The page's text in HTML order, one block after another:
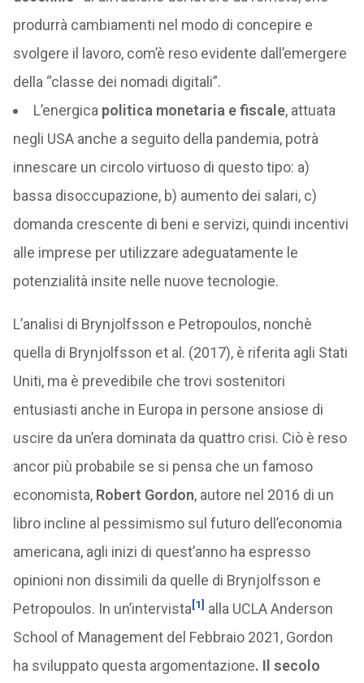
produrrà cambiamenti nel modo di concepire e
svolgere il lavoro, com’è reso evidente dall’emergere
della “classe dei nomadi digitali”.
L’energica politica monetaria e fiscale, attuata
negli USA anche a seguito della pandemia, potrà
innescare un circolo virtuoso di questo tipo: a)
bassa disoccupazione, b) aumento dei salari, c)
domanda crescente di beni e servizi, quindi incentivi
alle imprese per utilizzare adeguatamente le
potenzialità insite nelle nuove tecnologie.
L’analisi di Brynjolfsson e Petropoulos, nonchè
quella di Brynjolfsson et al. (2017), è riferita agli Stati
Uniti, ma è prevedibile che trovi sostenitori
entusiasti anche in Europa in persone ansiose di
uscire da un’era dominata da quattro crisi. Ciò è reso
ancor più probabile se si pensa che un famoso
economista, Robert Gordon, autore nel 2016 di un
libro incline al pessimismo sul futuro dell’economia
americana, agli inizi di quest’anno ha espresso
opinioni non dissimili da quelle di Brynjolfsson e
Petropoulos. In un’intervista[1] alla UCLA Anderson
School of Management del Febbraio 2021, Gordon
ha sviluppato questa argomentazione. Il secolo